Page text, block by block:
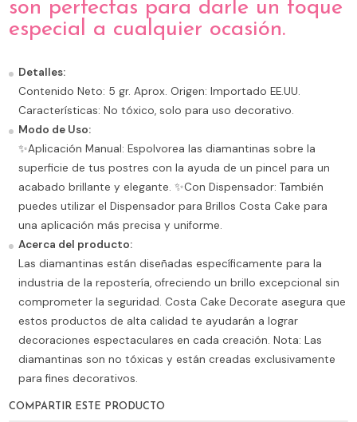
son perfectas para darle un toque
especial a cualquier ocasión.
Detalles:
Contenido Neto: 5 gr. Aprox. Origen: Importado EE.UU.
Características: No tóxico, solo para uso decorativo.
Modo de Uso:
✨Aplicación Manual: Espolvorea las diamantinas sobre la
superficie de tus postres con la ayuda de un pincel para un
acabado brillante y elegante. ✨Con Dispensador: También
puedes utilizar el Dispensador para Brillos Costa Cake para
una aplicación más precisa y uniforme.
Acerca del producto:
Las diamantinas están diseñadas específicamente para la
industria de la repostería, ofreciendo un brillo excepcional sin
comprometer la seguridad. Costa Cake Decorate asegura que
estos productos de alta calidad te ayudarán a lograr
decoraciones espectaculares en cada creación. Nota: Las
diamantinas son no tóxicas y están creadas exclusivamente
para fines decorativos.
COMPARTIR ESTE PRODUCTO